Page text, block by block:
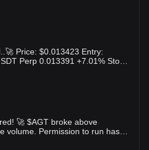
Price: $0.013423 Entry:
Perp 0.013391 +7.01% Stop
above $0.01330 keeps
above $0.01358 could trigger
and $0.01480. Rising
bullish outlook, though some
resistance. $AGT
above
volume. Permission to run has